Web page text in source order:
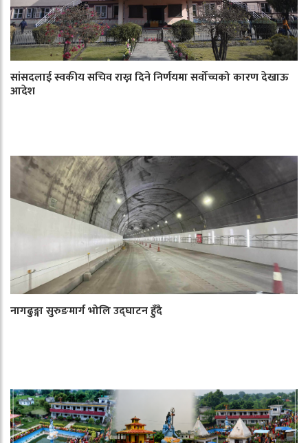
सांसदलाई स्वकीय सचिव राख्न दिने निर्णयमा सर्वोच्चको कारण देखाऊ
आदेश
नागढुङ्गा सुरुङमार्ग भोलि उद्घाटन हुँदै